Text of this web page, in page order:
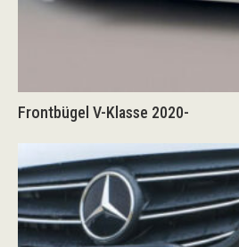
Frontbügel V-Klasse 2020-